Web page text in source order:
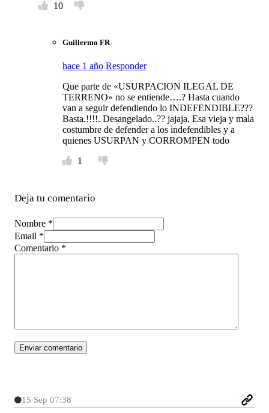
10
Guillermo FR
hace 1 año Responder
Que parte de «USURPACION ILEGAL DE
TERRENO» no se entiende….? Hasta cuando
van a seguir defendiendo lo INDEFENDIBLE???
Basta.!!!!. Desangelado..?? jajaja, Esa vieja y mala
costumbre de defender a los indefendibles y a
quienes USURPAN y CORROMPEN todo
1
Deja tu comentario
Nombre *
Email *
Comentario *
15 Sep 07:38